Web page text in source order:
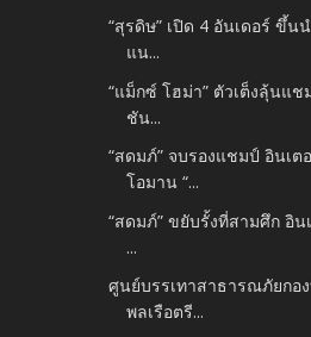
“สุรดิษ” เปิด 4 อันเดอร์ ขึ้น
แน...
“แม็กซ์ โฮม่า” ตัวเต็งลุ้นแช
ชัน...
“สดมภ์” จบรองแชมป์ อินเ
โอมาน “...
“สดมภ์” ขยับรั้งที่สามศึก อิ
...
ศูนย์บรรเทาสาธารณภัยกอ
พลเรือตรี...